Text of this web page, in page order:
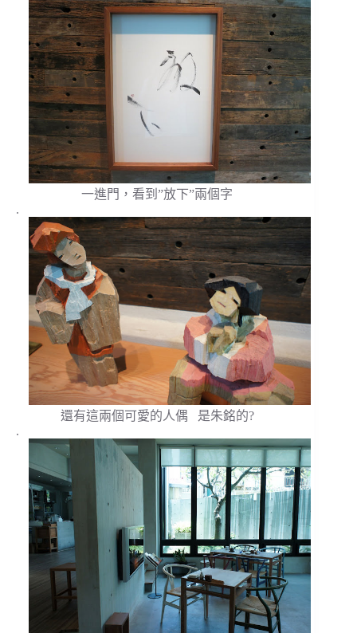
一進門，看到”放下”兩個字
.
還有這兩個可愛的人偶 是朱銘的?
.